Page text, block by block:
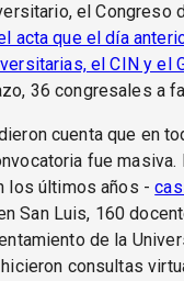
el Congreso
acta que el día
el CIN y el
36 congresales a
cuenta que en
fue masiva.
los últimos años -
San Luis, 160
de la
consultas